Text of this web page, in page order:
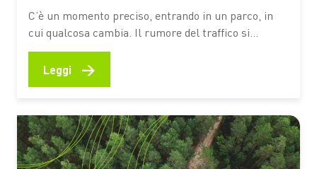
persone
C’è un momento preciso, entrando in un parco, in
cui qualcosa cambia. Il rumore del traffico si
attenua, lo sguardo si allunga, il passo rallenta. Non
è solo una sensazione soggettiva: è una risposta
circondato…
Leggi →